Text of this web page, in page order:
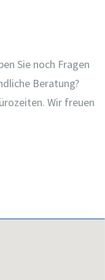
Sie noch Fragen
Beratung?
Wir freuen